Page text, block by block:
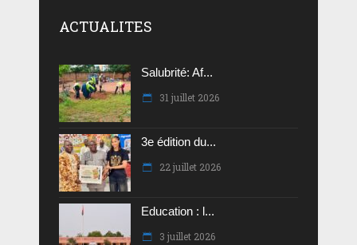
ACTUALITES
Salubrité: Af...
31 juillet 2026
3e édition du...
22 juillet 2026
Education : l...
3 juillet 2026